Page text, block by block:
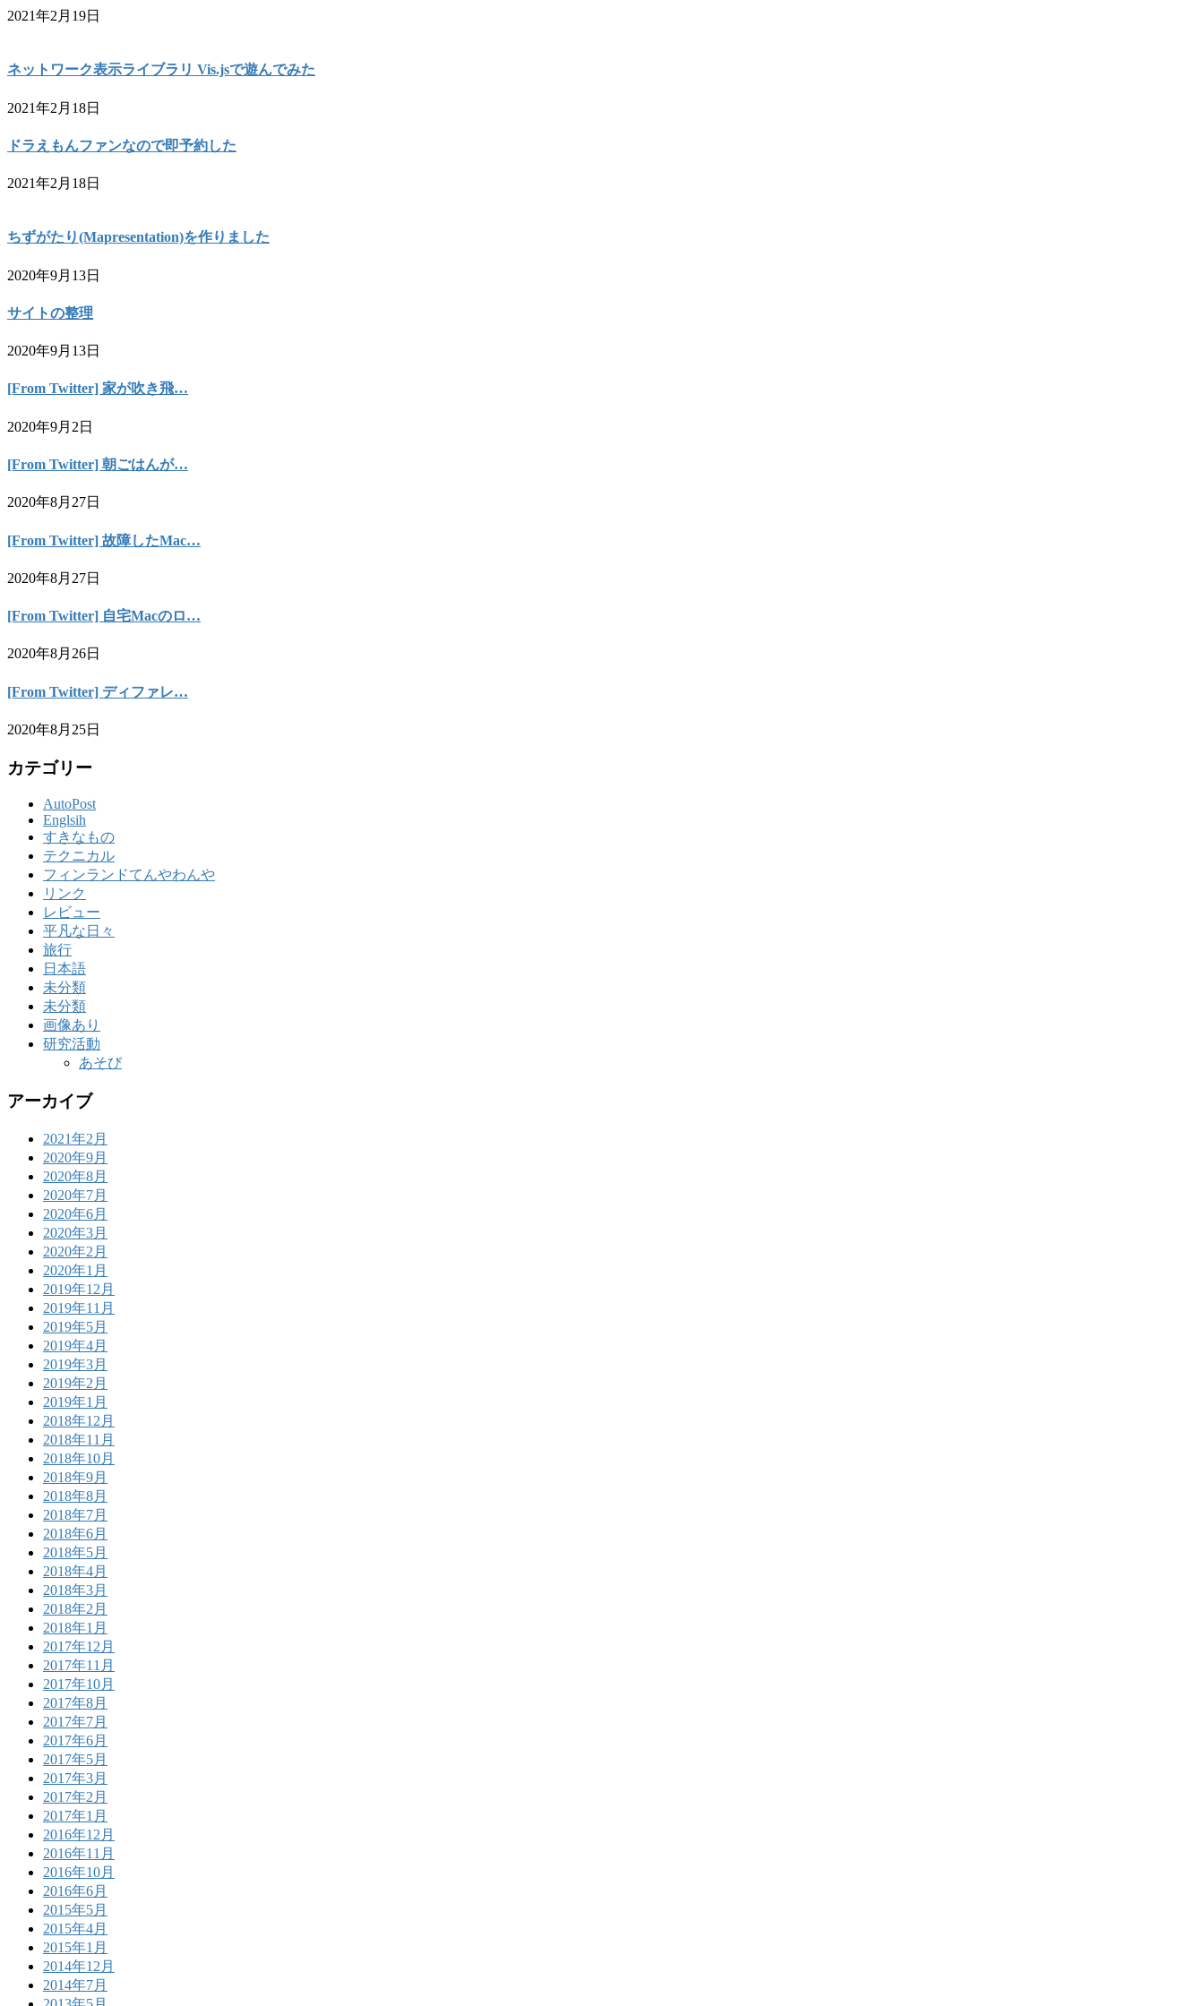
2021年2月19日
ネットワーク表示ライブラリ Vis.jsで遊んでみた
2021年2月18日
ドラえもんファンなので即予約した
2021年2月18日
ちずがたり(Mapresentation)を作りました
2020年9月13日
サイトの整理
2020年9月13日
[From Twitter] 家が吹き飛…
2020年9月2日
[From Twitter] 朝ごはんが…
2020年8月27日
[From Twitter] 故障したMac…
2020年8月27日
[From Twitter] 自宅Macのロ…
2020年8月26日
[From Twitter] ディファレ…
2020年8月25日
カテゴリー
AutoPost
Englsih
すきなもの
テクニカル
フィンランドてんやわんや
リンク
レビュー
平凡な日々
旅行
日本語
未分類
未分類
画像あり
研究活動
あそび
アーカイブ
2021年2月
2020年9月
2020年8月
2020年7月
2020年6月
2020年3月
2020年2月
2020年1月
2019年12月
2019年11月
2019年5月
2019年4月
2019年3月
2019年2月
2019年1月
2018年12月
2018年11月
2018年10月
2018年9月
2018年8月
2018年7月
2018年6月
2018年5月
2018年4月
2018年3月
2018年2月
2018年1月
2017年12月
2017年11月
2017年10月
2017年8月
2017年7月
2017年6月
2017年5月
2017年3月
2017年2月
2017年1月
2016年12月
2016年11月
2016年10月
2016年6月
2015年5月
2015年4月
2015年1月
2014年12月
2014年7月